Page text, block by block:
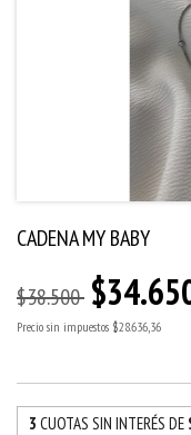
CADENA MY BABY
$38.500
Precio sin impuestos $28.636,36
3 CUOTAS SIN INTERÉS DE